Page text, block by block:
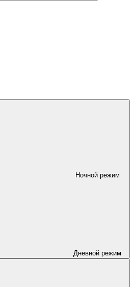
Ночной режим
Дневной режим